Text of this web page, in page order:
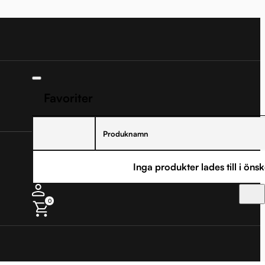
Produknamn
Inga produkter lades till i
0